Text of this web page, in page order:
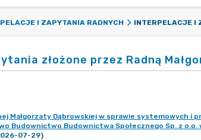
I ZAPYTANIA RADNYCH
złożone przez Radną
Małgorzaty Dąbrowskiej w sprawie systemowych i
Budownictwo Budownictwa Społecznego Sp. z
07-29)